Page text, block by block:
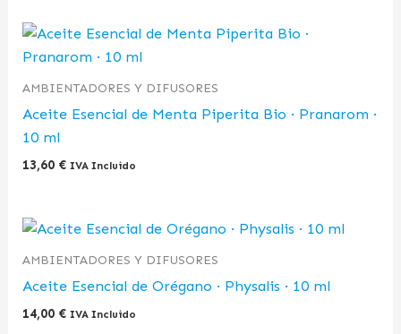
AMBIENTADORES Y DIFUSORES
Aceite Esencial de Menta Piperita Bio · Pranarom ·
10 ml
13,60 € IVA Incluido
AMBIENTADORES Y DIFUSORES
Aceite Esencial de Orégano · Physalis · 10 ml
14,00 € IVA Incluido